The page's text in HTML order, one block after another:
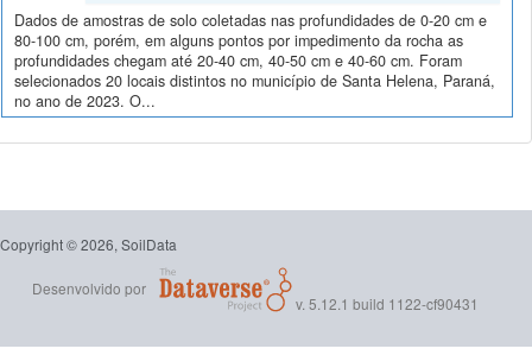
Dados de amostras de solo coletadas nas profundidades de 0-20 cm e
80-100 cm, porém, em alguns pontos por impedimento da rocha as
profundidades chegam até 20-40 cm, 40-50 cm e 40-60 cm. Foram
selecionados 20 locais distintos no município de Santa Helena, Paraná,
no ano de 2023. O...
Copyright © 2026, SoilData
Desenvolvido por
v. 5.12.1 build 1122-cf90431